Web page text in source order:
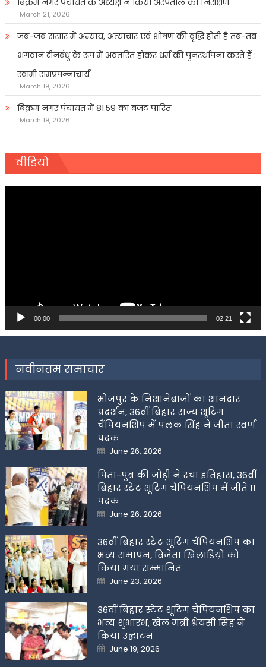
बिक्रम नगर पंचायत के अध्यक्ष ने किया अस्पताल का निरीक्षण
March 21, 2026
जब-जब संसार में अन्याय, अत्याचार एवं शोषण की वृद्धि होती है तब-तब
भगवान दीनबंधु के रूप में अवतरित होकर धर्म की पुनर्स्थापना करते हैं :
स्वामी रामप्रपन्नाचार्य
March 19, 2026
बिक्रम नगर पंचायत में 81.59 का बजट पारित
March 19, 2026
वीडियो
00:00 02:21
नवीनतम समाचार
भोजपुर के निशानेबाजों का शानदार
प्रदर्शन, 36वीं बिहार राज्य शूटिंग
चैंपियनशिप में पलक सिंह ने जीता स्वर्ण
पदक
Posted
on
June 26, 2026
पिता-पुत्र की जोड़ी ने रचा इतिहास, 36वीं
बिहार स्टेट शूटिंग चैंपियनशिप में जीते 11
पदक
Posted
on
June 26, 2026
36वीं बिहार स्टेट शूटिंग चैंपियनशिप का
भव्य समापन, विजेता खिलाडिय़ों को
किया गया सम्मानित
Posted
on
June 23, 2026
36वीं बिहार स्टेट शूटिंग चैंपियनशिप का
भव्य शुभारंभ, खेल मंत्री श्रेयसी सिंह ने
किया उद्घाटन
Posted
on
June 19, 2026